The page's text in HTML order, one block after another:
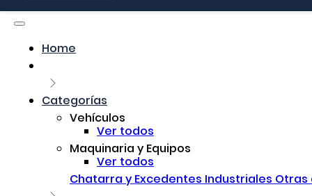
Home
Categorías
Vehículos
Ver todos
Maquinaria y Equipos
Ver todos
Chatarra y Excedentes Industriales Otras